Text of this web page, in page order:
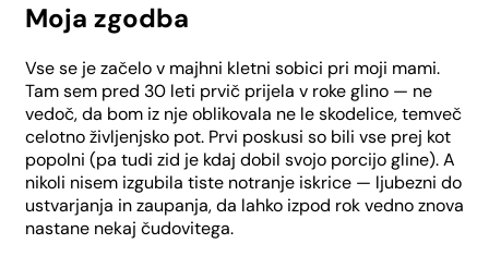
Moja zgodba
Vse se je začelo v majhni kletni sobici pri moji mami.
Tam sem pred 30 leti prvič prijela v roke glino — ne
vedoč, da bom iz nje oblikovala ne le skodelice, temveč
celotno življenjsko pot. Prvi poskusi so bili vse prej kot
popolni (pa tudi zid je kdaj dobil svojo porcijo gline). A
nikoli nisem izgubila tiste notranje iskrice — ljubezni do
ustvarjanja in zaupanja, da lahko izpod rok vedno znova
nastane nekaj čudovitega.